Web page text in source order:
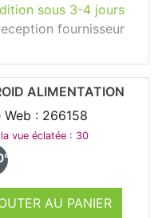
sous 3-4 jours
fournisseur
AU PANIER
ALIMENTATION
Web : 266158
vue éclatée : 30